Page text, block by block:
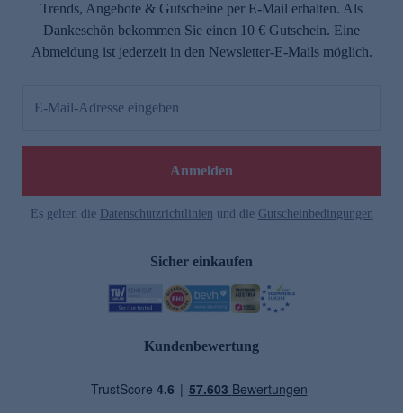
Trends, Angebote & Gutscheine per E-Mail erhalten. Als
Dankeschön bekommen Sie einen 10 € Gutschein. Eine
Abmeldung ist jederzeit in den Newsletter-E-Mails möglich.
E-Mail-Adresse eingeben
Anmelden
Es gelten die Datenschutzrichtlinien und die Gutscheinbedingungen
Sicher einkaufen
Kundenbewertung